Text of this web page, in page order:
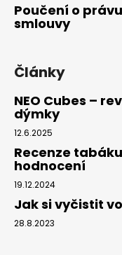
Poučení o
smlouvy
Články
NEO Cubes –
dýmky
12.6.2025
Recenze
hodnocení
19.12.2024
Jak si vyčistit
28.8.2023